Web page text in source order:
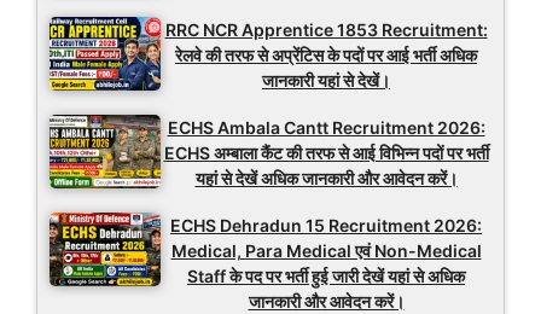
RRC NCR Apprentice 1853 Recruitment:
रेलवे की तरफ से अप्रेंटिस के पदों पर आई भर्ती अधिक
जानकारी यहां से देखें।
ECHS Ambala Cantt Recruitment 2026:
ECHS अम्बाला कैंट की तरफ से आई विभिन्न पदों पर भर्ती
यहां से देखें अधिक जानकारी और आवेदन करें।
ECHS Dehradun 15 Recruitment 2026:
Medical, Para Medical एवं Non-Medical
Staff के पद पर भर्ती हुई जारी देखें यहां से अधिक
जानकारी और आवेदन करें।